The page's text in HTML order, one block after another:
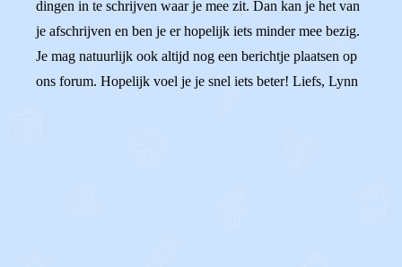
dingen in te schrijven waar je mee zit. Dan kan je het van
je afschrijven en ben je er hopelijk iets minder mee bezig.
Je mag natuurlijk ook altijd nog een berichtje plaatsen op
ons forum. Hopelijk voel je je snel iets beter! Liefs, Lynn